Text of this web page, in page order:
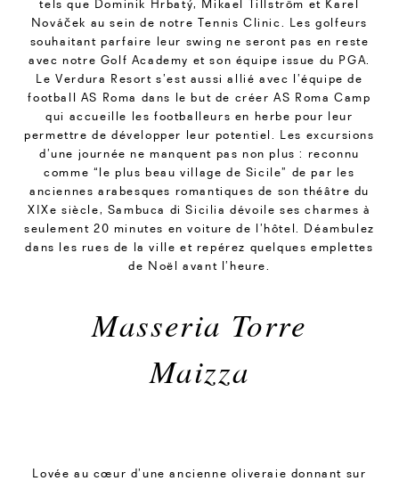
tels que Dominik Hrbatý, Mikael Tillström et Karel
Nováček au sein de notre Tennis Clinic. Les golfeurs
souhaitant parfaire leur swing ne seront pas en reste
avec notre Golf Academy et son équipe issue du PGA.
Le Verdura Resort s’est aussi allié avec l’équipe de
football AS Roma dans le but de créer AS Roma Camp
qui accueille les footballeurs en herbe pour leur
permettre de développer leur potentiel. Les excursions
d’une journée ne manquent pas non plus : reconnu
comme “le plus beau village de Sicile” de par les
anciennes arabesques romantiques de son théâtre du
XIXe siècle, Sambuca di Sicilia dévoile ses charmes à
seulement 20 minutes en voiture de l’hôtel. Déambulez
dans les rues de la ville et repérez quelques emplettes
de Noël avant l’heure.
Masseria Torre
Maizza
Lovée au cœur d’une ancienne oliveraie donnant sur